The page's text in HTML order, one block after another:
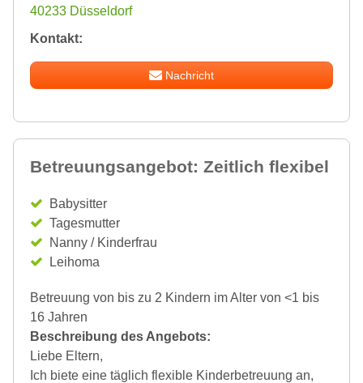
40233 Düsseldorf
Kontakt:
Nachricht
Betreuungsangebot: Zeitlich flexibel
Babysitter
Tagesmutter
Nanny / Kinderfrau
Leihoma
Betreuung von bis zu 2 Kindern im Alter von <1 bis
16 Jahren
Beschreibung des Angebots:
Liebe Eltern,
Ich biete eine täglich flexible Kinderbetreuung an,